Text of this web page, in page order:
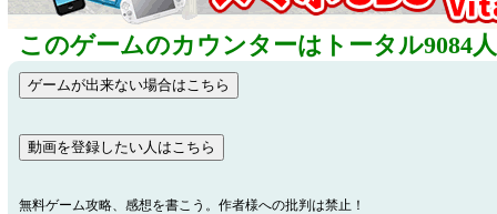
このゲームのカウンターはトータル9084
無料ゲーム攻略、感想を書こう。作者様への批判は禁止！